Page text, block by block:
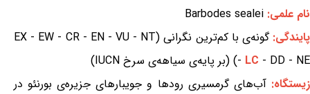
نام علمی: Barbodes sealei
پایندگی:
گونه‌ی با کم‌ترین نگرانی (EX - EW - CR - EN - VU - NT
- LC - DD - NE) (بر پایه‌ی سیاهه‌ی سرخ IUCN)
زیستگاه:آب‌های گرمسیری رودها و جویبارهای جزیره‌ی بورنئو در